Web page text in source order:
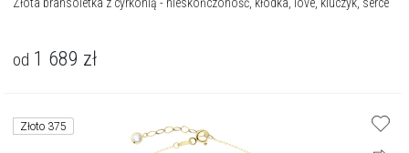
od 1 689 zł
Złoto 375